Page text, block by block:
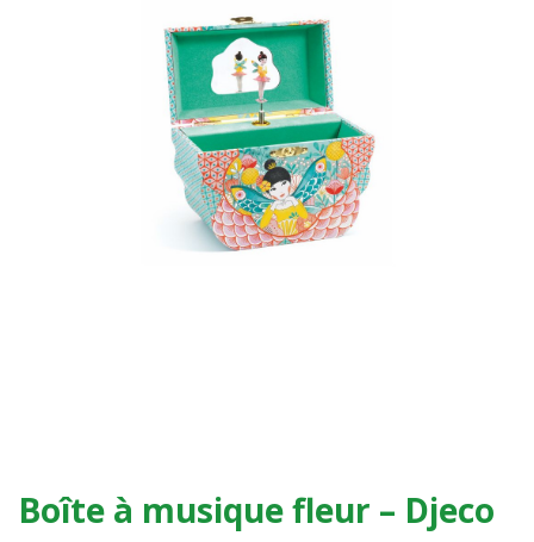
Boîte à musique fleur – Djeco